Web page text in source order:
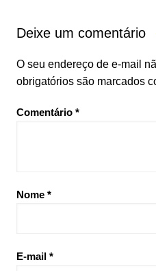
Deixe um comentário
O seu endereço de e-mail
obrigatórios são marcados
Comentário *
Nome *
E-mail *